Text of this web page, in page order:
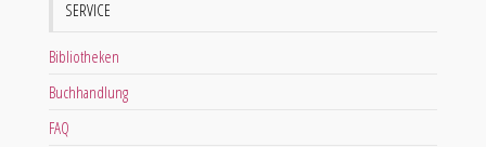
SERVICE
Bibliotheken
Buchhandlung
FAQ